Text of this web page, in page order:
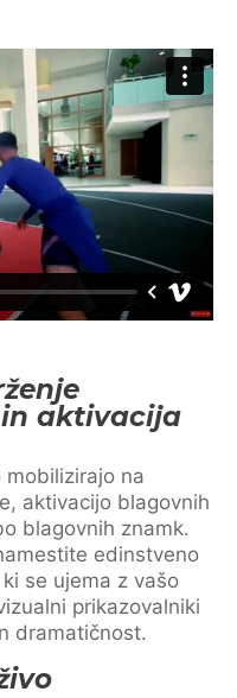
aktivacija
mobilizirajo na
aktivacijo blagovnih
blagovnih znamk.
edinstveno
se ujema z vašo
prikazovalniki
dramatičnost.